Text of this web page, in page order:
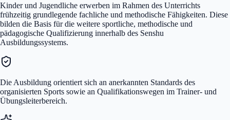
Kinder und Jugendliche erwerben im Rahmen des Unterrichts
frühzeitig grundlegende fachliche und methodische Fähigkeiten. Diese
bilden die Basis für die weitere sportliche, methodische und
pädagogische Qualifizierung innerhalb des Senshu
Ausbildungssystems.
Die Ausbildung orientiert sich an anerkannten Standards des
organisierten Sports sowie an Qualifikationswegen im Trainer- und
Übungsleiterbereich.